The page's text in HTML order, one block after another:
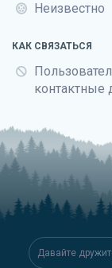
Неизвестно
КАК СВЯЗАТЬСЯ
контактные
Давайте